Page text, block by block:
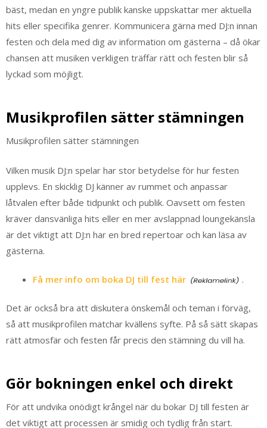
bäst, medan en yngre publik kanske uppskattar mer aktuella
hits eller specifika genrer. Kommunicera gärna med DJ:n innan
festen och dela med dig av information om gästerna – då ökar
chansen att musiken verkligen träffar rätt och festen blir så
lyckad som möjligt.
Musikprofilen sätter stämningen
Musikprofilen sätter stämningen
Vilken musik DJ:n spelar har stor betydelse för hur festen
upplevs. En skicklig DJ känner av rummet och anpassar
låtvalen efter både tidpunkt och publik. Oavsett om festen
kräver dansvänliga hits eller en mer avslappnad loungekänsla
är det viktigt att DJ:n har en bred repertoar och kan läsa av
gästerna.
Få mer info om boka DJ till fest här .
Det är också bra att diskutera önskemål och teman i förväg,
så att musikprofilen matchar kvällens syfte. På så sätt skapas
rätt atmosfär och festen får precis den stämning du vill ha.
Gör bokningen enkel och direkt
För att undvika onödigt krångel när du bokar DJ till festen är
det viktigt att processen är smidig och tydlig från start.